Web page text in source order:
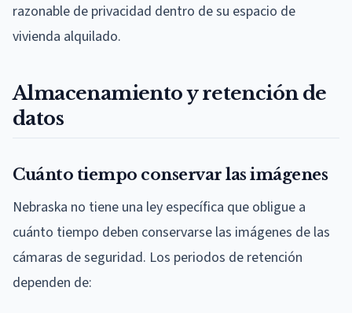
razonable de privacidad dentro de su espacio de
vivienda alquilado.
Almacenamiento y retención de
datos
Cuánto tiempo conservar las imágenes
Nebraska no tiene una ley específica que obligue a
cuánto tiempo deben conservarse las imágenes de las
cámaras de seguridad. Los periodos de retención
dependen de: